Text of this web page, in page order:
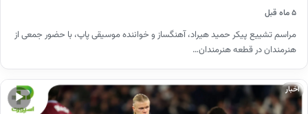
۵ ماه قبل
مراسم تشییع پیکر حمید هیراد، آهنگساز و خواننده موسیقی پاپ، با حضور جمعی از
هنرمندان در قطعه هنرمندان…
▶
اخبار